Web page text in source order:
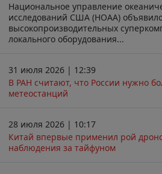
Национальное управление
исследований США (НОАА)
высокопроизводительных
локального оборудования...
31 июля 2026 | 12:39
В РАН считают, что России нужно
метеостанций
28 июля 2026 | 10:17
Китай впервые применил рой
наблюдения за тайфуном